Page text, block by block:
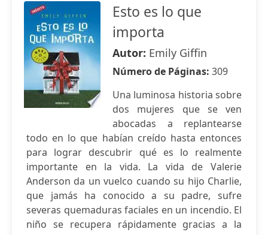
Esto es lo que
importa
Autor: Emily Giffin
Número de Páginas: 309
Una luminosa historia sobre
dos mujeres que se ven
abocadas a replantearse
todo en lo que habían creído hasta entonces
para lograr descubrir qué es lo realmente
importante en la vida. La vida de Valerie
Anderson da un vuelco cuando su hijo Charlie,
que jamás ha conocido a su padre, sufre
severas quemaduras faciales en un incendio. El
niño se recupera rápidamente gracias a la